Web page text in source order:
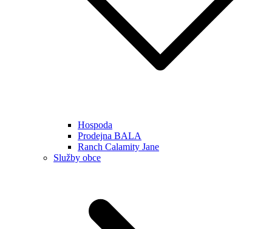
Hospoda
Prodejna BALA
Ranch Calamity Jane
Služby obce